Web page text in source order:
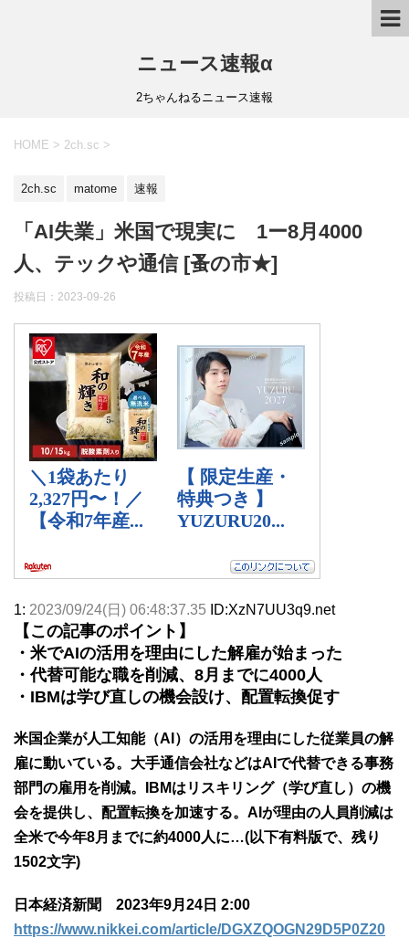
ニュース速報α
2ちゃんねるニュース速報
HOME > 2ch.sc >
2ch.sc matome 速報
「AI失業」米国で現実に 1ー8月4000
人、テックや通信 [蚤の市★]
投稿日： 2023-09-26
1: 2023/09/24(日) 06:48:37.35 ID:XzN7UU3q9.net
【この記事のポイント】
・米でAIの活用を理由にした解雇が始まった
・代替可能な職を削減、8月までに4000人
・IBMは学び直しの機会設け、配置転換促す
米国企業が人工知能（AI）の活用を理由にした従業員の解
雇に動いている。大手通信会社などはAIで代替できる事務
部門の雇用を削減。IBMはリスキリング（学び直し）の機
会を提供し、配置転換を加速する。AIが理由の人員削減は
全米で今年8月までに約4000人に…(以下有料版で、残り
1502文字)
日本経済新聞 2023年9月24日 2:00
https://www.nikkei.com/article/DGXZQOGN29D5P0Z20